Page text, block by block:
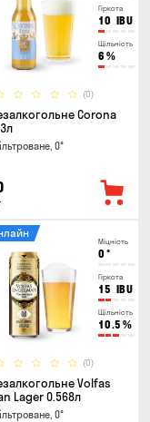
Гіркота
10 IBU
Щільність
6 %
(0)
Corona
0°
Міцність
0 °
Гіркота
15 IBU
Щільність
10.5 %
(0)
Volfas
Lager 0.568л
0°